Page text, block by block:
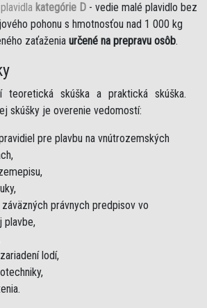
kategórie D - vedie malé plavidlo bez
pohonu s hmotnosťou nad 1 000 kg
zaťaženia určené na prepravu osôb.
teoretická skúška a praktická skúška.
skúšky je overenie vedomostí:
pre plavbu na vnútrozemských
právnych predpisov vo
plavbe,
lodí,